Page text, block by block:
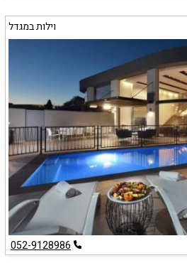
וילות במגדל
052-9128986